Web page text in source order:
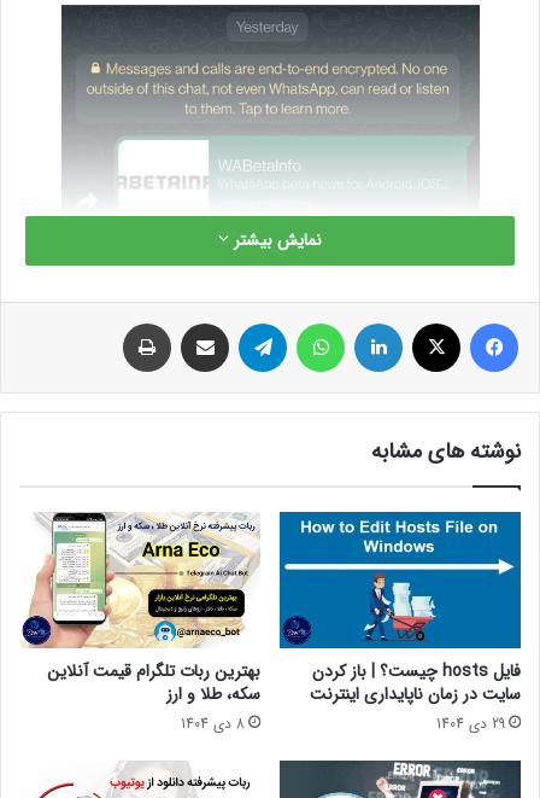
نمایش بیشتر
نوشته های مشابه
فایل hosts چیست؟ | باز کردن
سایت در زمان ناپایداری اینترنت
29 دی 1404
بهترین ربات تلگرام قیمت آنلاین
سکه، طلا و ارز
8 دی 1404